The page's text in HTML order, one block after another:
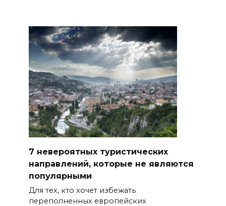
7 невероятных туристических
направлений, которые не являются
популярными
Для тех, кто хочет избежать
переполненных европейских